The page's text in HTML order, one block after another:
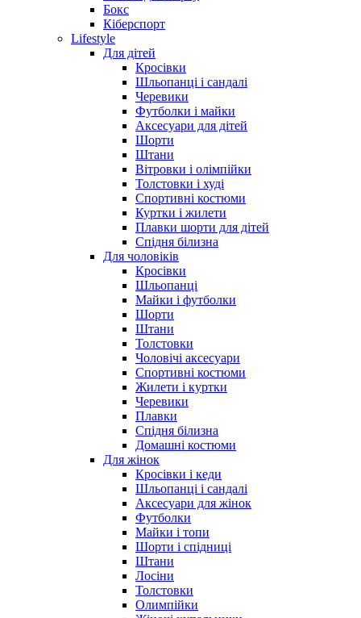
Бокс
Кіберспорт
Lifestyle
Для дітей
Кросівки
Шльопанці і сандалі
Черевики
Футболки і майки
Аксесуари для дітей
Шорти
Штани
Вітровки і олімпійки
Толстовки і худі
Спортивні костюми
Куртки і жилети
Плавки шорти для дітей
Спідня білизна
Для чоловіків
Кросівки
Шльопанці
Майки і футболки
Шорти
Штани
Толстовки
Чоловічі аксесуари
Спортивні костюми
Жилети і куртки
Черевики
Плавки
Спідня білизна
Домашні костюми
Для жінок
Кросівки і кеди
Шльопанці і сандалі
Аксесуари для жінок
Футболки
Майки і топи
Шорти і спідниці
Штани
Лосіни
Толстовки
Олимпійки